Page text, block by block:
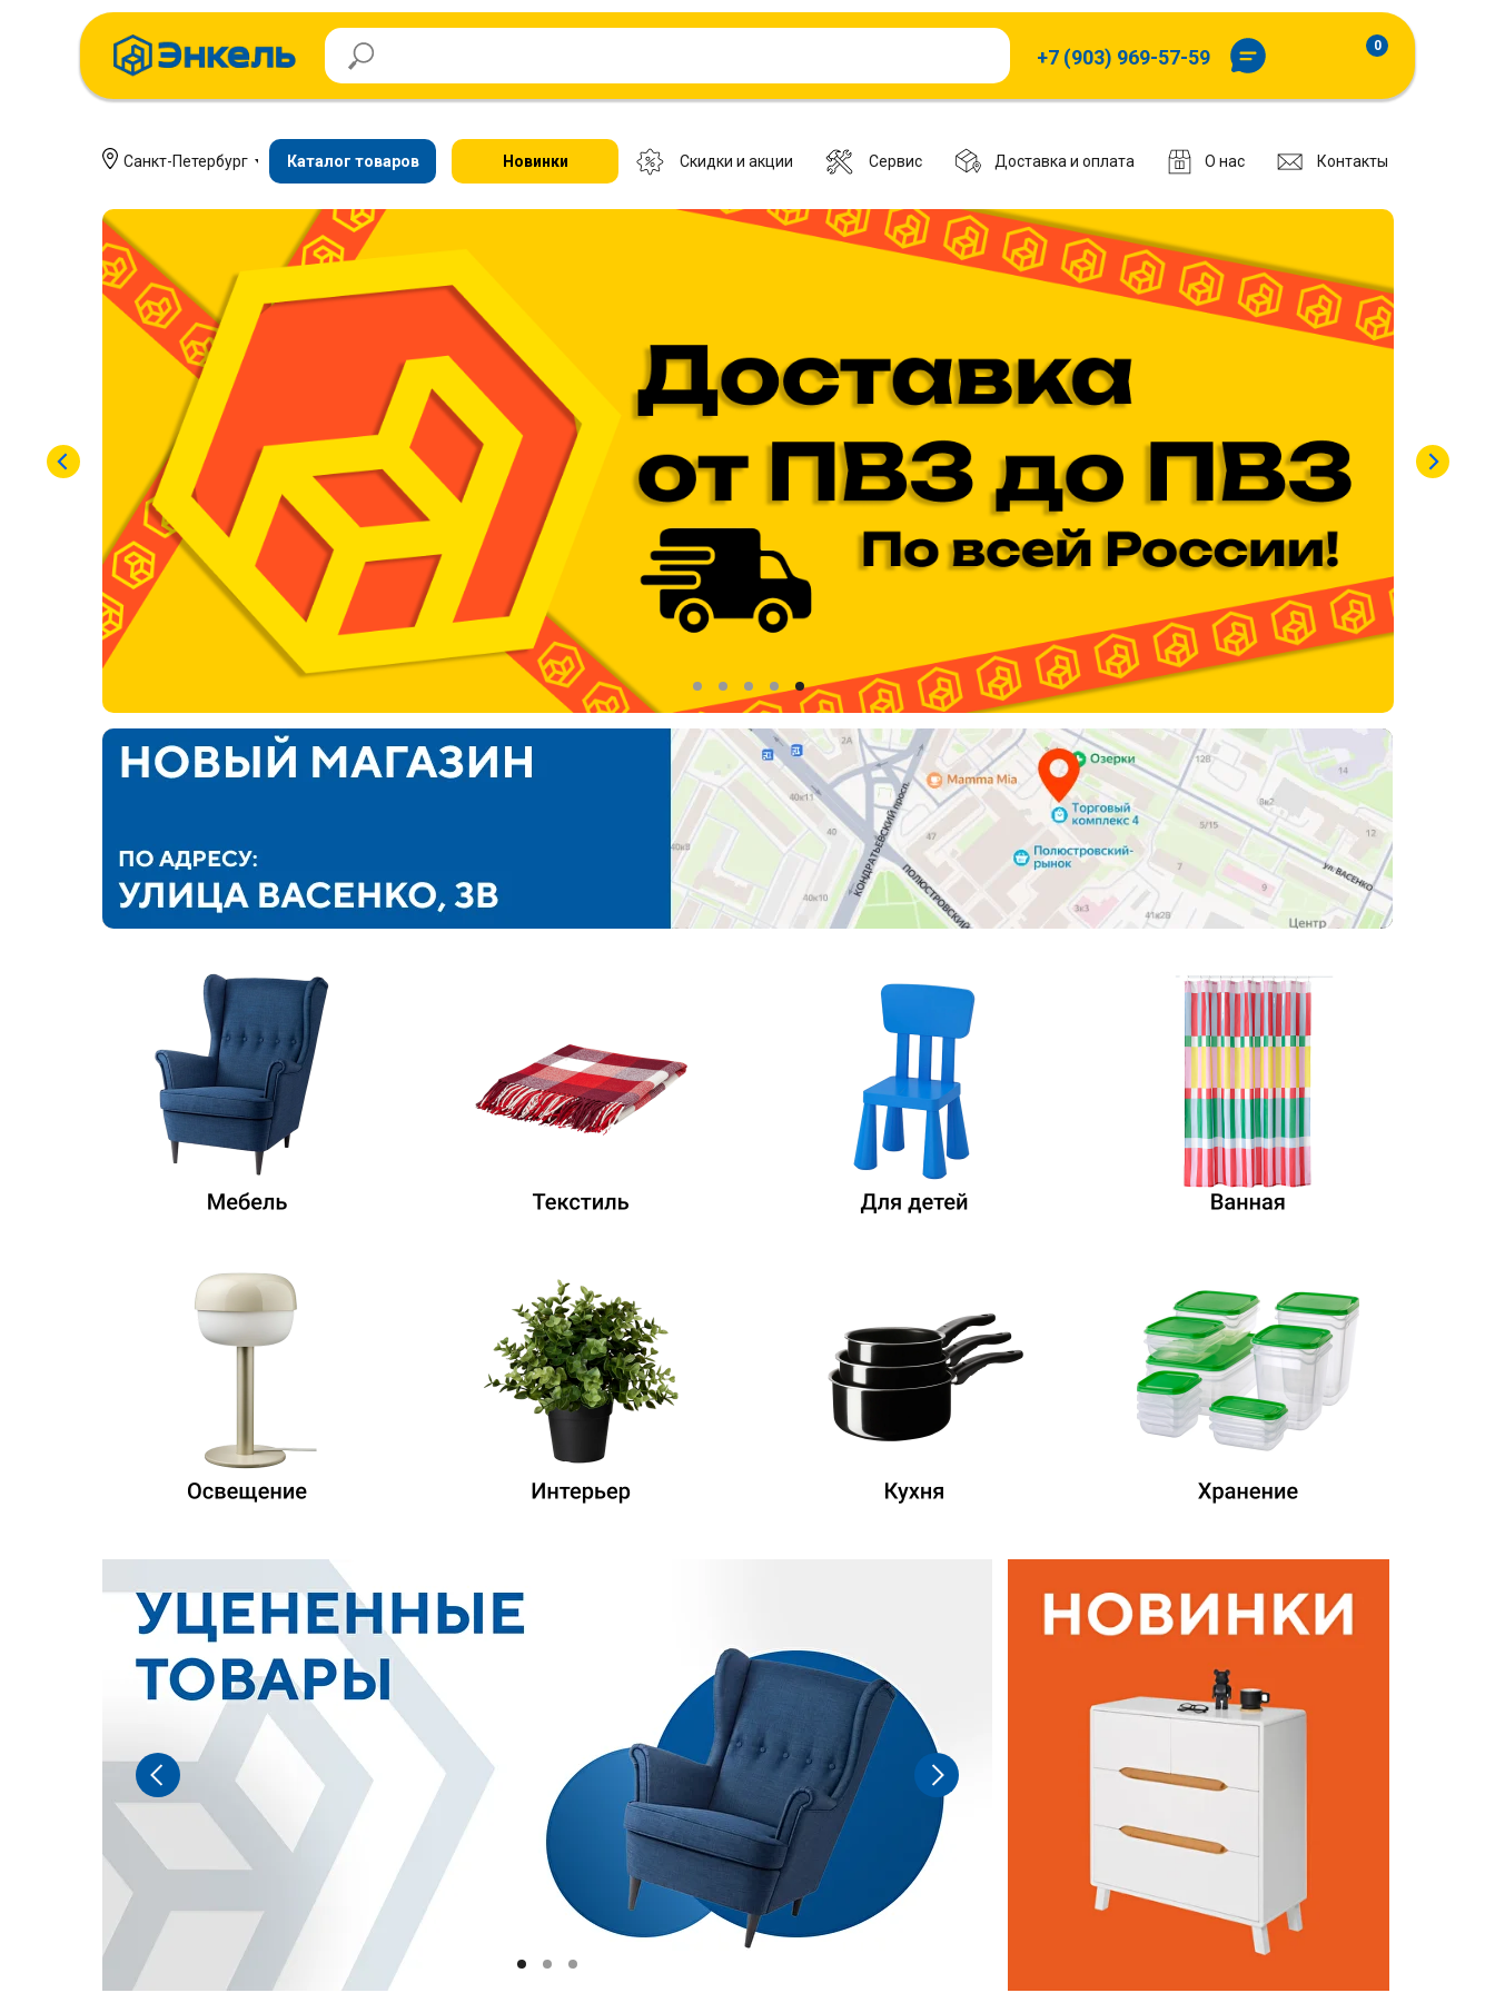
+7 (903) 969-57-59 0
Контакты
О нас
Доставка и оплата
Скидки и акции Сервис
Каталог товаров Новинки
Санкт-Петербург